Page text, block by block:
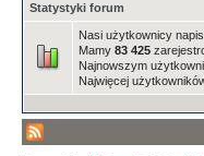
Statystyki forum
Nasi użytkownicy
Mamy 83 425
Najnowszym
Najwięcej